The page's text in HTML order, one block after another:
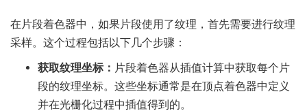
在片段着色器中，如果片段使用了纹理，首先需要进行纹理
采样。这个过程包括以下几个步骤：
获取纹理坐标： 片段着色器从插值计算中获取每个片
段的纹理坐标。这些坐标通常是在顶点着色器中定义
并在光栅化过程中插值得到的。